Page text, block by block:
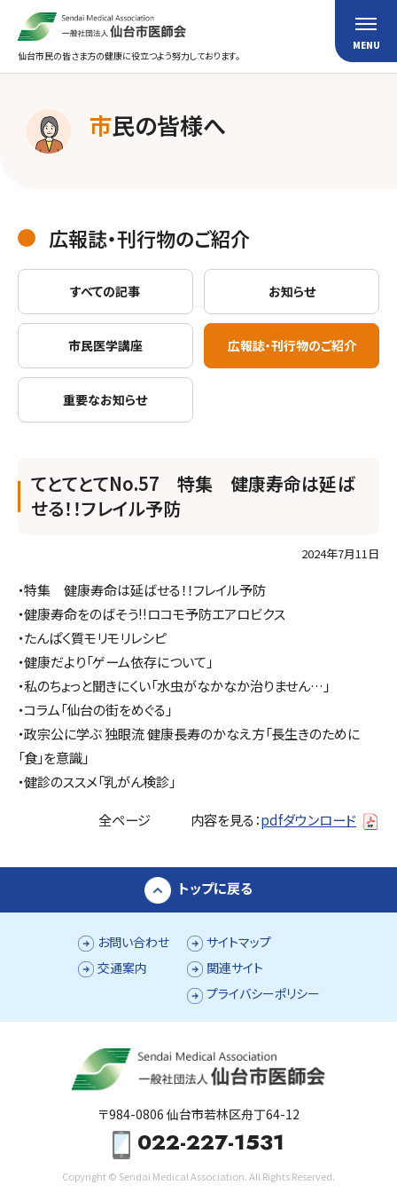
仙台市民の皆さま方の健康に役立つよう努力しております。
市民の皆様へ
広報誌・刊行物のご紹介
すべての記事 お知らせ
市民医学講座 広報誌・刊行物のご紹介
重要なお知らせ
てとてとてNo.57 特集 健康寿命は延ば
せる！！フレイル予防
2024年7月11日
・特集 健康寿命は延ばせる！！フレイル予防
・健康寿命をのばそう!!ロコモ予防エアロビクス
・たんぱく質モリモリレシピ
・健康だより「ゲーム依存について」
・私のちょっと聞きにくい「水虫がなかなか治りません…」
・コラム「仙台の街をめぐる」
・政宗公に学ぶ 独眼流 健康長寿のかなえ方「長生きのために
「食」を意識」
・健診のススメ「乳がん検診」
全ページ 内容を見る：pdfダウンロード
トップに戻る
お問い合わせ
交通案内
サイトマップ
関連サイト
プライバシーポリシー
〒984-0806 仙台市若林区舟丁64-12
022-227-1531
Copyright © Sendai Medical Association. All Rights Reserved.